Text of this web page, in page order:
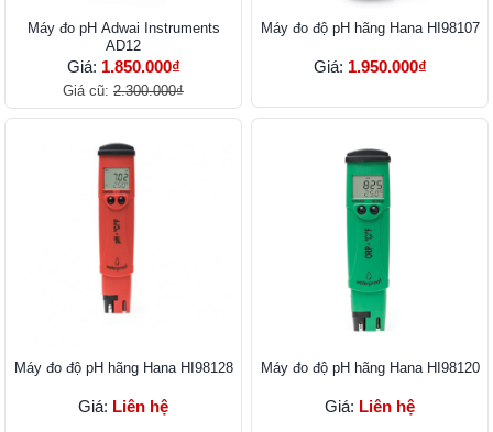
Máy đo pH Adwai Instruments
AD12
Giá: 1.850.000₫
Giá cũ: 2.300.000₫
Máy đo độ pH hãng Hana HI98107
Giá: 1.950.000₫
Máy đo độ pH hãng Hana HI98128
Giá: Liên hệ
Máy đo độ pH hãng Hana HI98120
Giá: Liên hệ